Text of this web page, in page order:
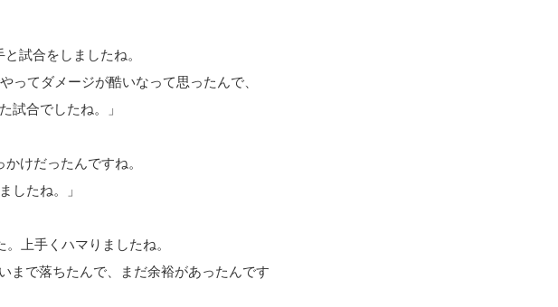
試合をしましたね。
ってダメージが酷いなって思ったんで、
試合でしたね。」
けだったんですね。
したね。」
上手くハマりましたね。
まで落ちたんで、まだ余裕があったんです